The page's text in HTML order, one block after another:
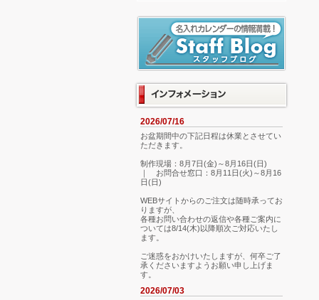
2026/07/16
お盆期間中の下記日程は休業とさせてい
ただきます。
制作現場：8月7日(金)～8月16日(日)
｜ お問合せ窓口：8月11日(火)～8月16
日(日)
WEBサイトからのご注文は随時承ってお
りますが、
各種お問い合わせの返信や各種ご案内に
ついては8/14(木)以降順次ご対応いたし
ます。
ご迷惑をおかけいたしますが、何卒ご了
承くださいますようお願い申し上げま
す。
2026/07/03